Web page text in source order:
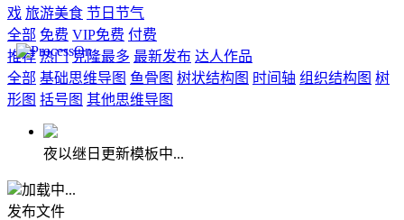
戏 旅游美食 节日节气
全部 免费 VIP免费 付费
推荐 热门 克隆最多 最新发布 达人作品
全部 基础思维导图 鱼骨图 树状结构图 时间轴 组织结构图 树
形图 括号图 其他思维导图
夜以继日更新模板中...
加载中...
发布文件